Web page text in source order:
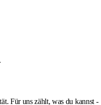
Für uns zählt, was du kannst -